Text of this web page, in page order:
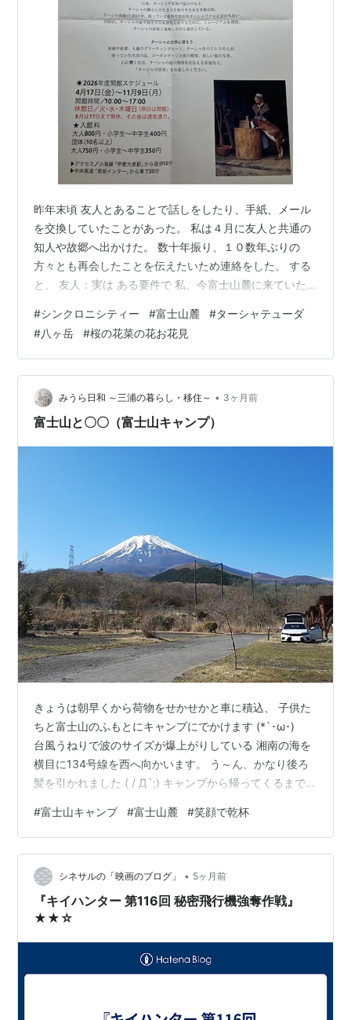
昨年末頃 友人とあることで話しをしたり、手紙、メール
を交換していたことがあった。 私は４月に友人と共通の
知人や故郷へ出かけた。 数十年振り、１０数年ぶりの
方々とも再会したことを伝えたいため連絡をした。 する
と、 友人：実は ある要件で 私、今富士山麓に来ていた
ミュージーアムのチラシがあり それをひとみさんに送ろ
うと思っていたんです。 お礼にポストカードも一緒に入
れますね。 知人の００さん お元気そうで安心した。月が
変わったら連絡しようと思っています。 私：そうだった
の、大事なことを終えてお疲れ様でした。 （昨年、贈り
物と手紙と一緒にターシャ…
#シンクロニシティー #富士山麓 #ターシャテューダ
#八ヶ岳 #桜の花菜の花お花見
みうら日和 ～三浦の暮らし・移住～ • 3ヶ月前
富士山と〇〇（富士山キャンプ）
きょうは朝早くから荷物をせかせかと車に積込、 子供た
ちと富士山のふもとにキャンプにでかけます (*`･ω･)ゞ
台風うねりで波のサイズが爆上がりしている 湘南の海を
横目に134号線を西へ向かいます。 う～ん、かなり後ろ
髪を引かれました ( / Д`;) キャンプから帰ってくるまで、
観光をおこないつつ、キャンプ場に到着 まずは明るいう
ちにテントの設営 ^^ サイトから見る富士山、普段より全
然でけーっ ∑(OωO …なんか感動するなぁ～ サイト内の
設営がひと通り完了したら、各自シャワーへ ^^ トイレも
シャワーもめちゃめちゃキレイなのがい…
#富士山キャンプ #富士山麓 #笑顔で乾杯
シネサルの「映画のブログ」 • 5ヶ月前
『キイハンター 第116回 秘密飛行機強奪作戦』
★★☆